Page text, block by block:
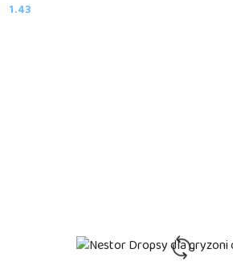
Cena:
1.43